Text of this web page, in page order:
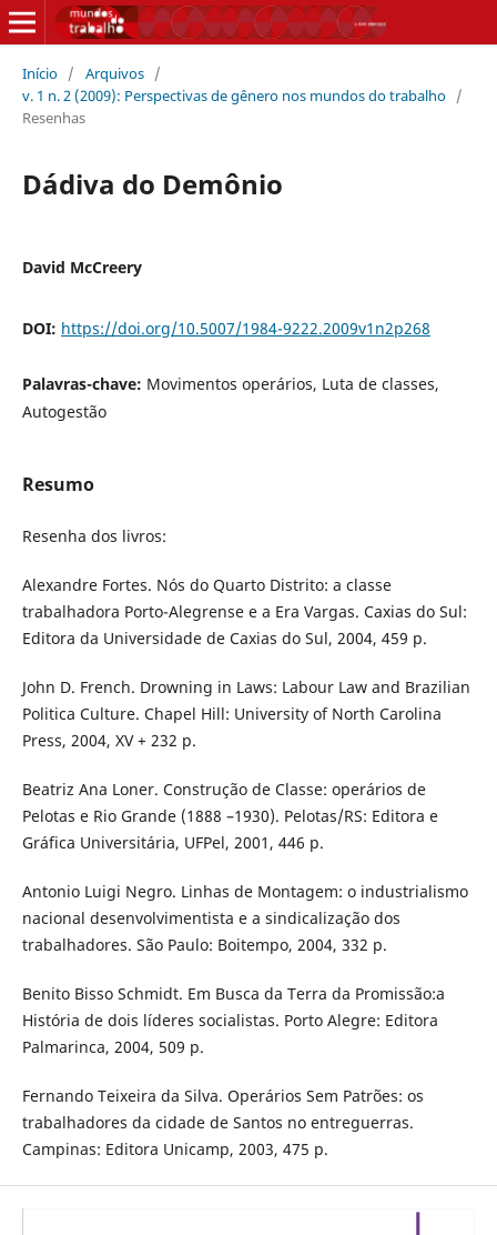
Início / Arquivos /
v. 1 n. 2 (2009): Perspectivas de gênero nos mundos do trabalho /
Resenhas
Dádiva do Demônio
David McCreery
DOI: https://doi.org/10.5007/1984-9222.2009v1n2p268
Palavras-chave: Movimentos operários, Luta de classes,
Autogestão
Resumo
Resenha dos livros:
Alexandre Fortes. Nós do Quarto Distrito: a classe
trabalhadora Porto-Alegrense e a Era Vargas. Caxias do Sul:
Editora da Universidade de Caxias do Sul, 2004, 459 p.
John D. French. Drowning in Laws: Labour Law and Brazilian
Politica Culture. Chapel Hill: University of North Carolina
Press, 2004, XV + 232 p.
Beatriz Ana Loner. Construção de Classe: operários de
Pelotas e Rio Grande (1888 –1930). Pelotas/RS: Editora e
Gráfica Universitária, UFPel, 2001, 446 p.
Antonio Luigi Negro. Linhas de Montagem: o industrialismo
nacional desenvolvimentista e a sindicalização dos
trabalhadores. São Paulo: Boitempo, 2004, 332 p.
Benito Bisso Schmidt. Em Busca da Terra da Promissão:a
História de dois líderes socialistas. Porto Alegre: Editora
Palmarinca, 2004, 509 p.
Fernando Teixeira da Silva. Operários Sem Patrões: os
trabalhadores da cidade de Santos no entreguerras.
Campinas: Editora Unicamp, 2003, 475 p.